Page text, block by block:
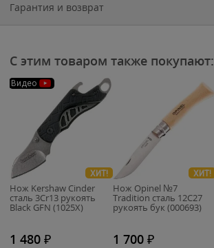
Гарантия и возврат
С этим товаром также покупают:
Видео
ХИТ!
Нож Kershaw Cinder
cталь 3Cr13 рукоять
Black GFN (1025X)
1 480 ₽
ХИТ!
Нож Opinel №7
Tradition сталь 12C27
рукоять бук (000693)
1 700 ₽